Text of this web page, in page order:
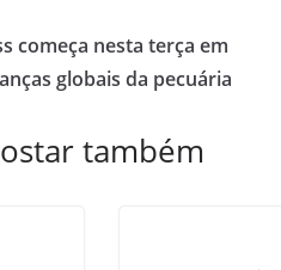
começa nesta terça em
globais da pecuária
também